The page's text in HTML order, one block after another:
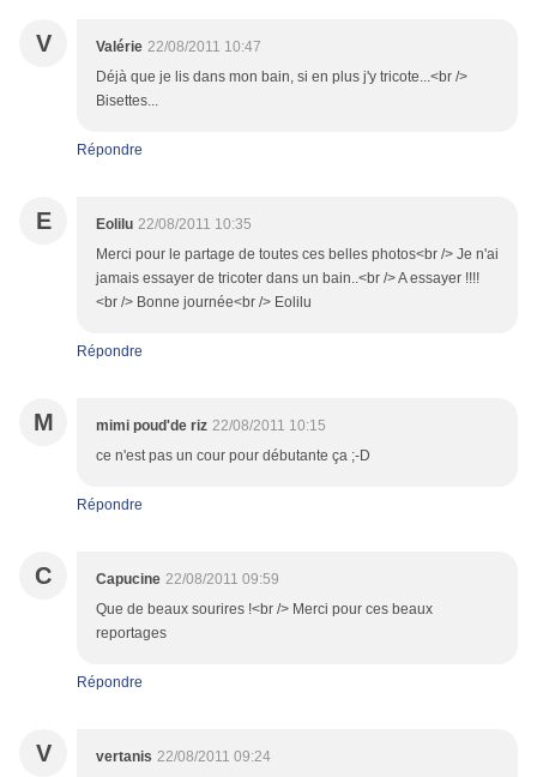
V Valérie 22/08/2011 10:47
Déjà que je lis dans mon bain, si en plus j'y tricote...<br />
Bisettes...
Répondre
E Eolilu 22/08/2011 10:35
Merci pour le partage de toutes ces belles photos<br /> Je n'ai
jamais essayer de tricoter dans un bain..<br /> A essayer !!!!
<br /> Bonne journée<br /> Eolilu
Répondre
M mimi poud'de riz 22/08/2011 10:15
ce n'est pas un cour pour débutante ça ;-D
Répondre
C Capucine 22/08/2011 09:59
Que de beaux sourires !<br /> Merci pour ces beaux
reportages
Répondre
V vertanis 22/08/2011 09:24